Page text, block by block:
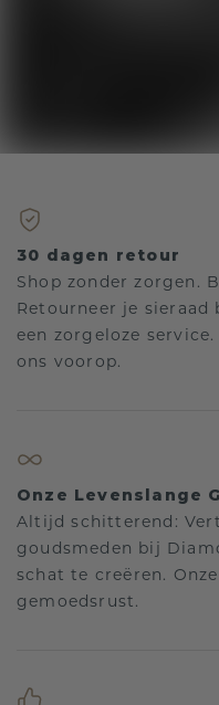
30 dagen retour
Shop zonder zorgen.
Retourneer je sieraad
een zorgeloze
ons voorop.
Onze Levenslange
Altijd schitterend:
goudsmeden bij
schat te creëren.
gemoedsrust.